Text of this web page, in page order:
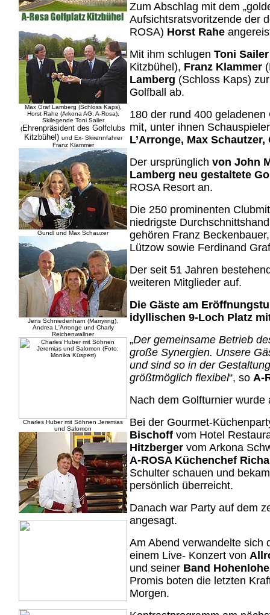
Max Graf Lamberg (Schloss Kaps),
Horst Rahe (Arkona AG, A-Rosa),
Skilegende Toni Sailer
(Ehrenpräsident des Golfclubs
Kitzbühel) und Ex- Skirennfahrer
Franz Klammer
Gundl und Max Schauzer
Jens Schniedenharn (Marryring),
Andrea L'Arronge und Charly
Reichenwallner
Charles Huber mit Söhnen Jeremias
und Salomon
Zum Abschlag mit dem
Aufsichtsratsvoritzende der
ROSA) Horst Rahe
Mit ihm schlugen Toni
Kitzbühel), Franz Klammer
Lamberg (Schloss Kaps)
Golfball ab.
180 der rund 400
mit, unter ihnen
L’Arronge, Max
Der ursprünglich von John
Lamberg neu gestaltete
ROSA Resort an.
Die 250 prominenten
niedrigste
gehören Franz
Lützow sowie Ferdinand
Der seit 51 Jahren
weiteren Mitglieder auf.
Die Gäste am
idyllischen 9-Loch Platz
„Der gemeinsame Betrieb
große Synergien. Unsere
und sind so in der
größtmöglich flexibel“, so A-
Nach dem Golfturnier
Bei der Gourmet-
Bischoff vom Hotel
Hitzberger vom Arkona
A-ROSA Küchenchef
Schulter schauen und
persönlich überreicht.
Danach war Party auf dem
angesagt.
Am Abend verwandelte sich
einem Live- Konzert von
und seiner Band
Promis boten die letzten
Morgen.